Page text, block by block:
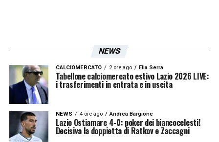
NEWS
CALCIOMERCATO 2 ore ago Elia Serra
Tabellone calciomercato estivo Lazio 2026 LIVE:
i trasferimenti in entrata e in uscita
NEWS 4 ore ago Andrea Bargione
Lazio Ostiamare 4-0: poker dei biancocelesti!
Decisiva la doppietta di Ratkov e Zaccagni